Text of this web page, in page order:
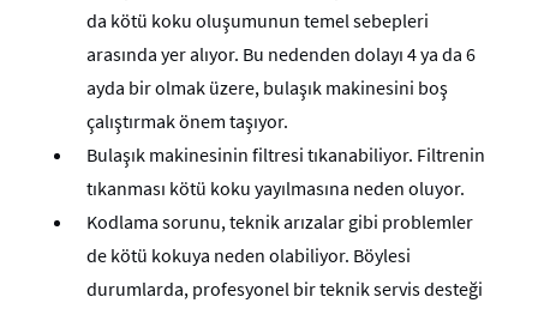
da kötü koku oluşumunun temel sebepleri
arasında yer alıyor. Bu nedenden dolayı 4 ya da 6
ayda bir olmak üzere, bulaşık makinesini boş
çalıştırmak önem taşıyor.
Bulaşık makinesinin filtresi tıkanabiliyor. Filtrenin
tıkanması kötü koku yayılmasına neden oluyor.
Kodlama sorunu, teknik arızalar gibi problemler
de kötü kokuya neden olabiliyor. Böylesi
durumlarda, profesyonel bir teknik servis desteği